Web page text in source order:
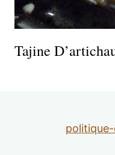
Tajine